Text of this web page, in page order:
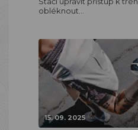
obléknout…
15. 09. 2025